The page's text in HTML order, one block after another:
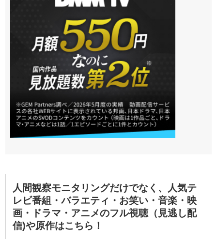
人間観察モニタリングだけでなく、人気テ
レビ番組・バラエティ・お笑い・音楽・映
画・ドラマ・アニメのフル視聴（見逃し配
信)や原作はこちら！